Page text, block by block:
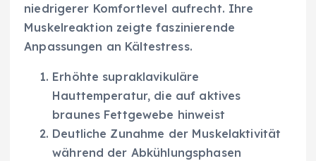
niedrigerer Komfortlevel aufrecht. Ihre
Muskelreaktion zeigte faszinierende
Anpassungen an Kältestress.
Erhöhte supraklavikuläre
Hauttemperatur, die auf aktives
braunes Fettgewebe hinweist
Deutliche Zunahme der Muskelaktivität
während der Abkühlungsphasen